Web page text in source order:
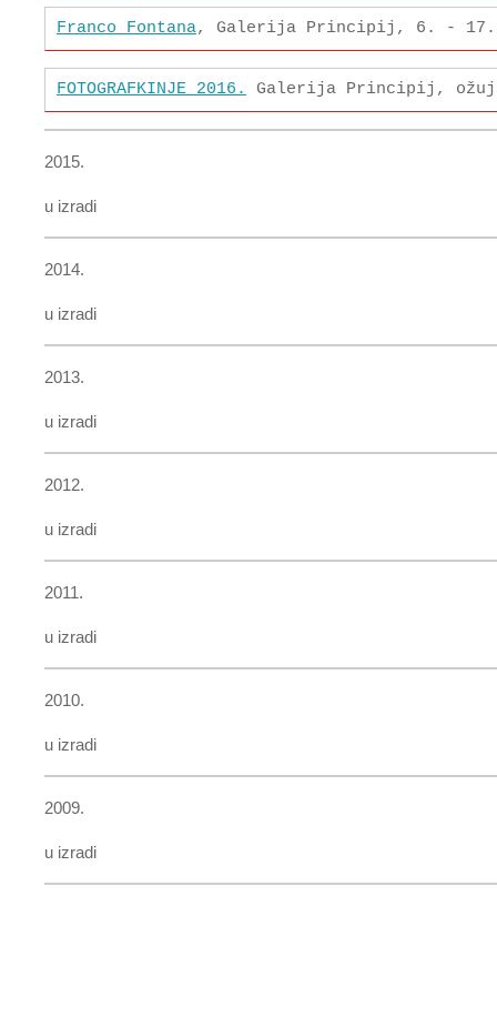
Franco Fontana, Galerija Principij, 6. - 17.
FOTOGRAFKINJE 2016. Galerija Principij,
2015.
u izradi
2014.
u izradi
2013.
u izradi
2012.
u izradi
2011.
u izradi
2010.
u izradi
2009.
u izradi